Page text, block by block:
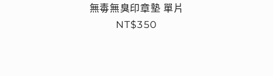
無毒無臭印章墊 單片
定
NT$350